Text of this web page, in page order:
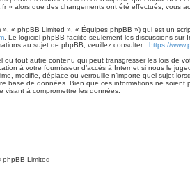
» alors que des changements ont été effectués, vous
« phpBB Limited », « Équipes phpBB ») qui est un
. Le logiciel phpBB facilite seulement les discussions sur
au sujet de phpBB, veuillez consulter : https://
tout autre contenu qui peut transgresser les lois de
à votre fournisseur d’accès à Internet si nous le
modifie, déplace ou verrouille n’importe quel sujet
base de données. Bien que ces informations ne soient
à compromettre les données.
Limited